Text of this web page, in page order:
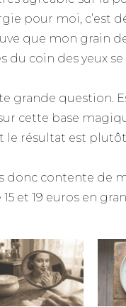
pour moi, c’est
que mon grain
du coin des yeux
grande question.
cette base
le résultat est plutôt
donc contente de
15 et 19 euros en